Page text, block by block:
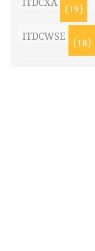
(19)
ITDCWSE (18)